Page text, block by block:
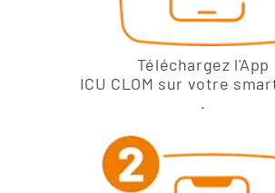
Téléchargez l'App
ICU CLOM sur votre
.